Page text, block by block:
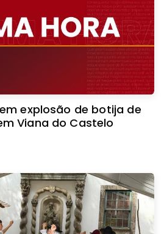
explosão de botija de
Viana do Castelo